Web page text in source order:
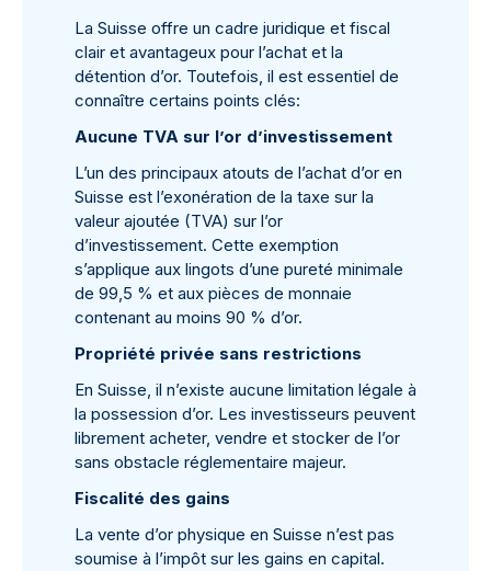
La Suisse offre un cadre juridique et fiscal
clair et avantageux pour l’achat et la
détention d’or. Toutefois, il est essentiel de
connaître certains points clés:
Aucune TVA sur l’or d’investissement
L’un des principaux atouts de l’achat d’or en
Suisse est l’exonération de la taxe sur la
valeur ajoutée (TVA) sur l’or
d’investissement. Cette exemption
s’applique aux lingots d’une pureté minimale
de 99,5 % et aux pièces de monnaie
contenant au moins 90 % d’or.
Propriété privée sans restrictions
En Suisse, il n’existe aucune limitation légale à
la possession d’or. Les investisseurs peuvent
librement acheter, vendre et stocker de l’or
sans obstacle réglementaire majeur.
Fiscalité des gains
La vente d’or physique en Suisse n’est pas
soumise à l’impôt sur les gains en capital.